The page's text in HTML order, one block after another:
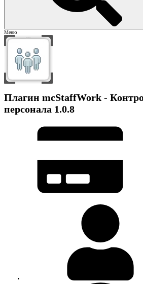
Меню
Плагин mcStaffWork -
персонала 1.0.8